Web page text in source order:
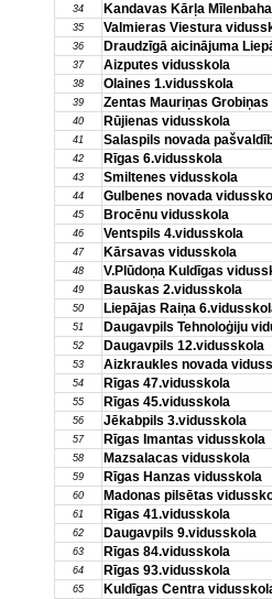
34 Kandavas Kārļa
35 Valmieras Viestura
36 Draudzīgā aicinājuma
37 Aizputes vidusskola
38 Olaines 1.vidusskola
39 Zentas Mauriņas
40 Rūjienas vidusskola
41 Salaspils novada
42 Rīgas 6.vidusskola
43 Smiltenes vidusskola
44 Gulbenes novada
45 Brocēnu vidusskola
46 Ventspils 4.vidusskola
47 Kārsavas vidusskola
48 V.Plūdoņa Kuldīgas
49 Bauskas 2.vidusskola
50 Liepājas Raiņa
51 Daugavpils Tehnoloģiju
52 Daugavpils 12.vidusskola
53 Aizkraukles novada
54 Rīgas 47.vidusskola
55 Rīgas 45.vidusskola
56 Jēkabpils 3.vidusskola
57 Rīgas Imantas vidusskola
58 Mazsalacas vidusskola
59 Rīgas Hanzas vidusskola
60 Madonas pilsētas
61 Rīgas 41.vidusskola
62 Daugavpils 9.vidusskola
63 Rīgas 84.vidusskola
64 Rīgas 93.vidusskola
65 Kuldīgas Centra